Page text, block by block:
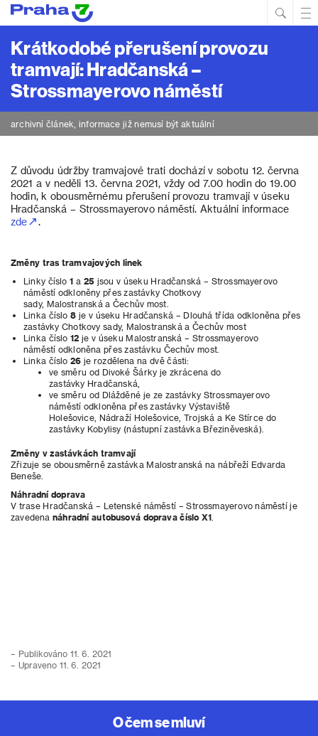
Krátkodobé přerušení provozu
tramvají: Hradčanská –
Strossmayerovo náměstí
archivní článek, informace již nemusí být aktuální
Z důvodu údržby tramvajové trati dochází v sobotu 12. června
2021 a v neděli 13. června 2021, vždy od 7.00 hodin do 19.00
hodin, k obousměrnému přerušení provozu tramvají v úseku
Hradčanská – Strossmayerovo náměstí. Aktuální informace
zde
.
Změny tras tramvajových linek
Linky číslo1 a 25 jsou v úseku Hradčanská – Strossmayerovo
náměstí odkloněny přes zastávky Chotkovy
sady, Malostranská a Čechův most.
Linka číslo8 je v úseku Hradčanská – Dlouhá třída odkloněna přes
zastávky Chotkovy sady, Malostranská a Čechův most
Linka číslo12 je v úseku Malostranská – Strossmayerovo
náměstí odkloněna přes zastávku Čechův most.
Linka číslo26 je rozdělena na dvě části:
ve směru od Divoké Šárky je zkrácena do
zastávky Hradčanská,
ve směru od Dlážděné je ze zastávky Strossmayerovo
náměstí odkloněna přes zastávky Výstaviště
Holešovice, Nádraží Holešovice, Trojská a Ke Stírce do
zastávky Kobylisy (nástupní zastávka Březiněveská).
Změny v zastávkách tramvají
Zřizuje se obousměrně zastávka Malostranská na nábřeží Edvarda
Beneše.
Náhradní doprava
V trase Hradčanská – Letenské náměstí – Strossmayerovo náměstí je
zavedenanáhradní autobusová doprava číslo X1
– Publikováno 11. 6. 2021
– Upraveno 11. 6. 2021
O čem se mluví